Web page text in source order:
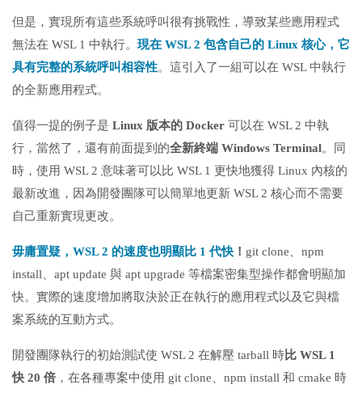
但是，實現所有這些系統呼叫很有挑戰性，導致某些應用程式
無法在 WSL 1 中執行。 現在 WSL 2 包含自己的 Linux 核心，它
具有完整的系統呼叫相容性。這引入了一組可以在 WSL 中執行
的全新應用程式。
值得一提的例子是 Linux 版本的 Docker 可以在 WSL 2 中執
行，當然了，還有前面提到的全新終端 Windows Terminal。同
時，使用 WSL 2 意味著可以比 WSL 1 更快地獲得 Linux 內核的
最新改進，因為開發團隊可以簡單地更新 WSL 2 核心而不需要
自己重新實現更改。
毋庸置疑，WSL 2 的速度也明顯比 1 代快 ！ git clone、npm
install、apt update 與 apt upgrade 等檔案密集型操作都會明顯加
快。實際的速度增加將取決於正在執行的應用程式以及它與檔
案系統的互動方式。
開發團隊執行的初始測試使 WSL 2 在解壓 tarball 時比 WSL 1
快 20 倍 ，在各種專案中使用 git clone、npm install 和 cmake 時